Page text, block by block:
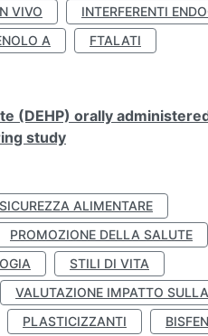
VIVO
INTERFERENTI
A
FTALATI
(DEHP) orally
study
SICUREZZA ALIMENTARE
PROMOZIONE DELLA SALUTE
STILI DI VITA
VALUTAZIONE IMPATTO
PLASTICIZZANTI